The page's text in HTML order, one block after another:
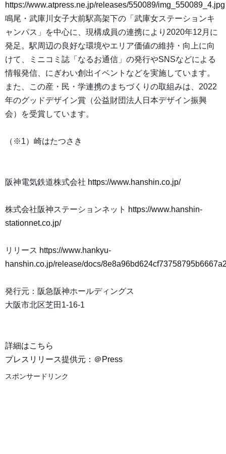
https://www.atpress.ne.jp/releases/550089/img_550089_4.jpg
鳴尾・武庫川女子大前駅高架下の「武庫女ステーションキ
ャンパス」を中心に、現構成員の連携により2020年12月に
発足。駅周辺の良好な環境やエリア価値の維持・向上に向
けて、ミニコミ誌「なるお通信」の発行やSNSなどによる
情報発信、にぎわい創出イベントなどを実施しています。
また、この産・民・学連携のまちづくりの取組みは、2022
年のグッドデザイン賞（公益財団法人日本デザイン振興
会）を受賞しています。
（※1）崎はたつさき
阪神電気鉄道株式会社 https://www.hanshin.co.jp/
株式会社阪神ステーションネット https://www.hanshin-
stationnet.co.jp/
リリース https://www.hankyu-
hanshin.co.jp/release/docs/
発行元：阪急阪神ホールディングス
大阪市北区芝田1-16-1
詳細はこちら
プレスリリース提供元：＠Press
スポンサードリンク